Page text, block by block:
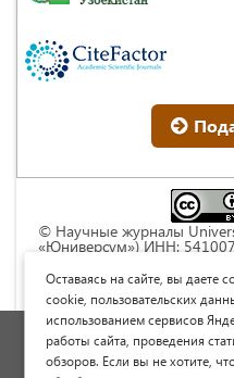
© Научные журналы
«Юниверсум») ИНН:
Commons « Attribution»
Непортированная
Политика
Оставаясь на сайте, вы даете
cookie, пользовательских
использованием сервисов
работы сайта, проведения
обзоров. Если вы не хотите,